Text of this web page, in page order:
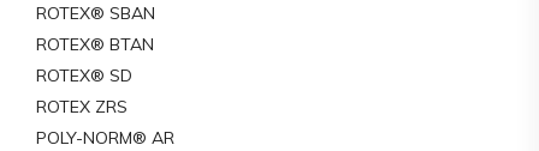
ROTEX® SBAN
ROTEX® BTAN
ROTEX® SD
ROTEX ZRS
POLY-NORM® AR